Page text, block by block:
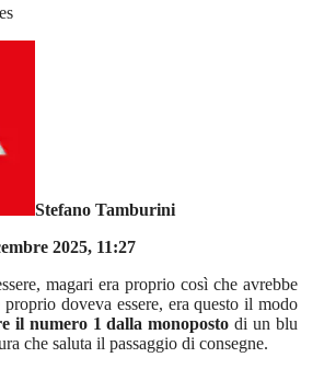
Stefano Tamburini
2025, 11:27
magari era proprio così che avrebbe
doveva essere, era questo il modo
il numero 1 dalla monoposto di un blu
che saluta il passaggio di consegne.